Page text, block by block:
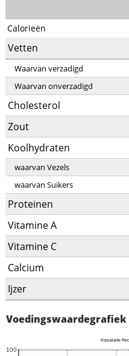
Calorieën
Vetten
Waarvan verzadigd
Waarvan onverzadigd
Cholesterol
Zout
Koolhydraten
waarvan Vezels
waarvan Suikers
Proteinen
Vitamine A
Vitamine C
Calcium
Ijzer
Voedingswaardegrafiek